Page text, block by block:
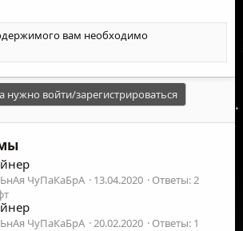
вам необходимо
нужно войти/зарегистрироваться
ЧуПаКаБрА 13.04.2020
Ответы: 2
ЧуПаКаБрА 20.02.2020
Ответы: 1